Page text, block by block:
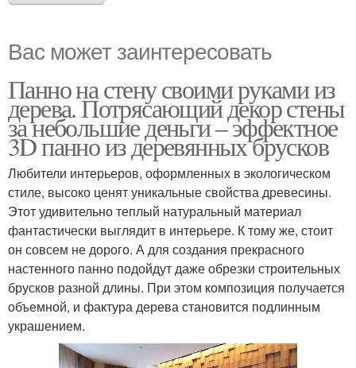
Вас может заинтересовать
Панно на стену своими руками из
дерева. Потрясающий декор стены
за небольшие деньги – эффектное
3D панно из деревянных брусков
Любители интерьеров, оформленных в экологическом
стиле, высоко ценят уникальные свойства древесины.
Этот удивительно теплый натуральный материал
фантастически выглядит в интерьере. К тому же, стоит
он совсем не дорого. А для создания прекрасного
настенного панно подойдут даже обрезки строительных
брусков разной длины. При этом композиция получается
объемной, и фактура дерева становится подлинным
украшением.